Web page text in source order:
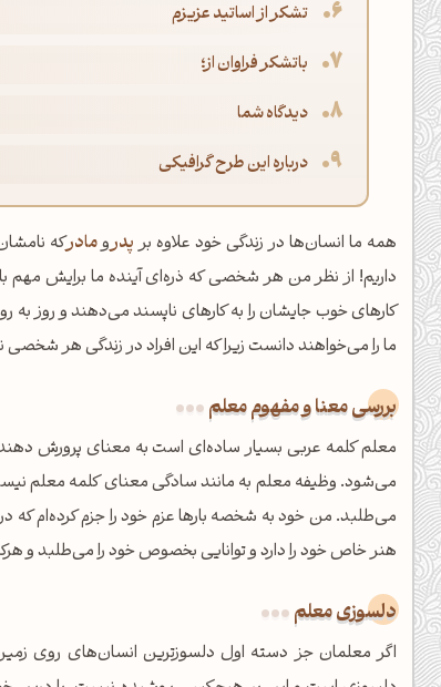
تشکر از اساتید عزیزم
باتشکر فراوان از؛
دیدگاه شما
درباره این طرح گرافیکی
همه ما انسان‌ها در زندگی خود علاوه برپدرومادرکه
داریم! از نظر من هر شخصی که ذره‌ای آینده ما برایش مهم
کارهای خوب جایشان را به کارهای ناپسند می‌دهند و روز به
ما را می‌خواهند دانست زیرا که این افراد در زندگی هر
بررسی معنا و مفهوم معلم
معلم کلمه عربی بسیار ساده‌ای است به معنای پرورش
می‌شود. وظیفه معلم به مانند سادگی معنای کلمه معلم
می‌طلبد. من خود به شخصه بارها عزم خود را جزم کرده‌ام که
هنر خاص خود را دارد و توانایی بخصوص خود را می‌طلبد و
دلسوزی معلم
اگر معلمان جز دسته اول دلسوزترین انسان‌های روی
کپل‌آرت رو دنبال کن!
کانال تلگرام اینستاگرام